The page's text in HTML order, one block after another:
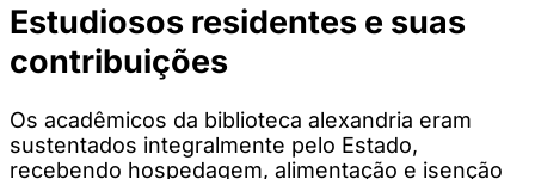
Estudiosos residentes e suas
contribuições
Os acadêmicos da biblioteca alexandria eram
sustentados integralmente pelo Estado,
recebendo hospedagem, alimentação e isenção